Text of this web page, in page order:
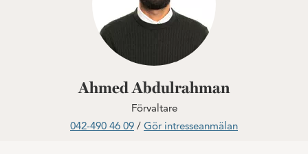
Ahmed Abdulrahman
Förvaltare
042-490 46 09 / Gör intresseanmälan